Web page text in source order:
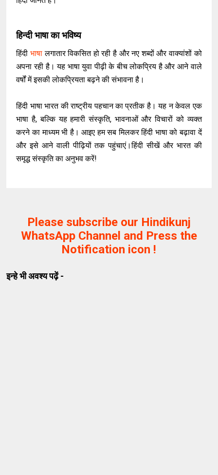
हिन्दी भाषा का भविष्य
हिंदीभाषा लगातार विकसित हो रही है और नए शब्दों और वाक्यांशों को
अपना रही है। यह भाषा युवा पीढ़ी के बीच लोकप्रिय है और आने वाले
वर्षों में इसकी लोकप्रियता बढ़ने की संभावना है।
हिंदी भाषा भारत की राष्ट्रीय पहचान का प्रतीक है। यह न केवल एक
भाषा है, बल्कि यह हमारी संस्कृति, भावनाओं और विचारों को व्यक्त
करने का माध्यम भी है। आइए हम सब मिलकर हिंदी भाषा को बढ़ावा दें
और इसे आने वाली पीढ़ियों तक पहुंचाएं।हिंदी सीखें और भारत की
समृद्ध संस्कृति का अनुभव करें!
Please subscribe our Hindikunj
WhatsApp Channel and Press the
Notification icon !
इन्हे भी अवश्य पढ़ें -